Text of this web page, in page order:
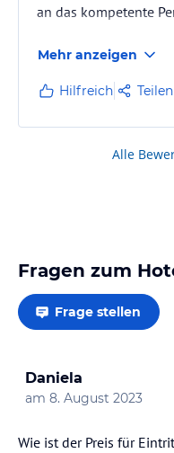
an das kompetente
Mehr anzeigen
Hilfreich Teilen
Alle
Fragen zum
Frage stellen
Daniela
am 8. August 2023
Wie ist der Preis für